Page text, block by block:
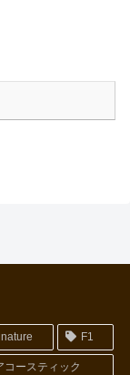
F1
コースティック